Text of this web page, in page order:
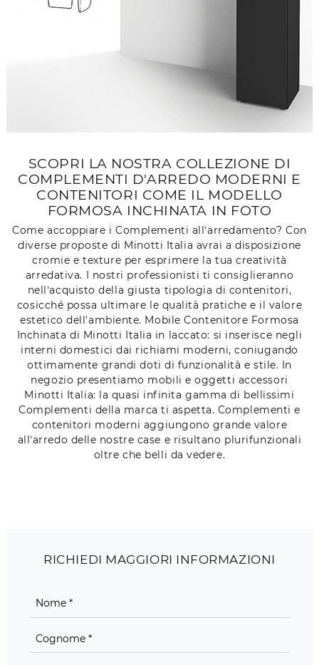
SCOPRI LA NOSTRA COLLEZIONE DI
COMPLEMENTI D'ARREDO MODERNI E
CONTENITORI COME IL MODELLO
FORMOSA INCHINATA IN FOTO
Come accoppiare i Complementi all’arredamento? Con
diverse proposte di Minotti Italia avrai a disposizione
cromie e texture per esprimere la tua creatività
arredativa. I nostri professionisti ti consiglieranno
nell’acquisto della giusta tipologia di contenitori,
cosicché possa ultimare le qualità pratiche e il valore
estetico dell'ambiente. Mobile Contenitore Formosa
Inchinata di Minotti Italia in laccato: si inserisce negli
interni domestici dai richiami moderni, coniugando
ottimamente grandi doti di funzionalità e stile. In
negozio presentiamo mobili e oggetti accessori
Minotti Italia: la quasi infinita gamma di bellissimi
Complementi della marca ti aspetta. Complementi e
contenitori moderni aggiungono grande valore
all’arredo delle nostre case e risultano plurifunzionali
oltre che belli da vedere.
RICHIEDI MAGGIORI INFORMAZIONI